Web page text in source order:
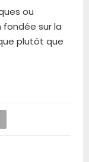
ou
fondée sur la
plutôt que